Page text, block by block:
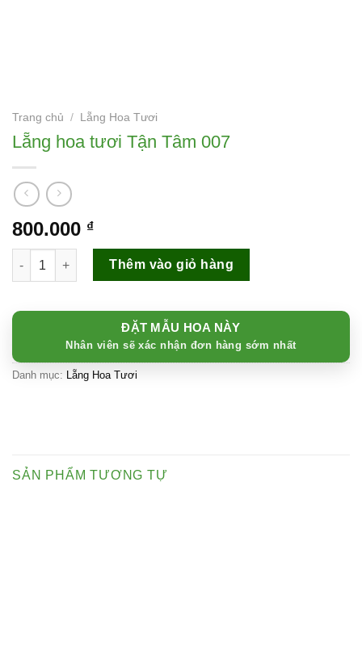
Trang chủ / Lẵng Hoa Tươi
Lẵng hoa tươi Tận Tâm 007
800.000 ₫
Lẵng hoa tươi Tận Tâm 007 số lượng
Thêm vào giỏ hàng
ĐẶT MẪU HOA NÀY
Nhân viên sẽ xác nhận đơn hàng sớm nhất
Danh mục: Lẵng Hoa Tươi
SẢN PHẨM TƯƠNG TỰ